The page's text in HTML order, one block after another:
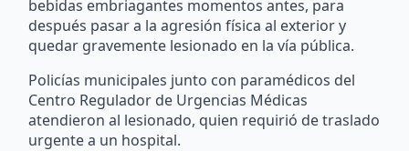
bebidas embriagantes momentos antes, para
después pasar a la agresión física al exterior y
quedar gravemente lesionado en la vía pública.
Policías municipales junto con paramédicos del
Centro Regulador de Urgencias Médicas
atendieron al lesionado, quien requirió de traslado
urgente a un hospital.